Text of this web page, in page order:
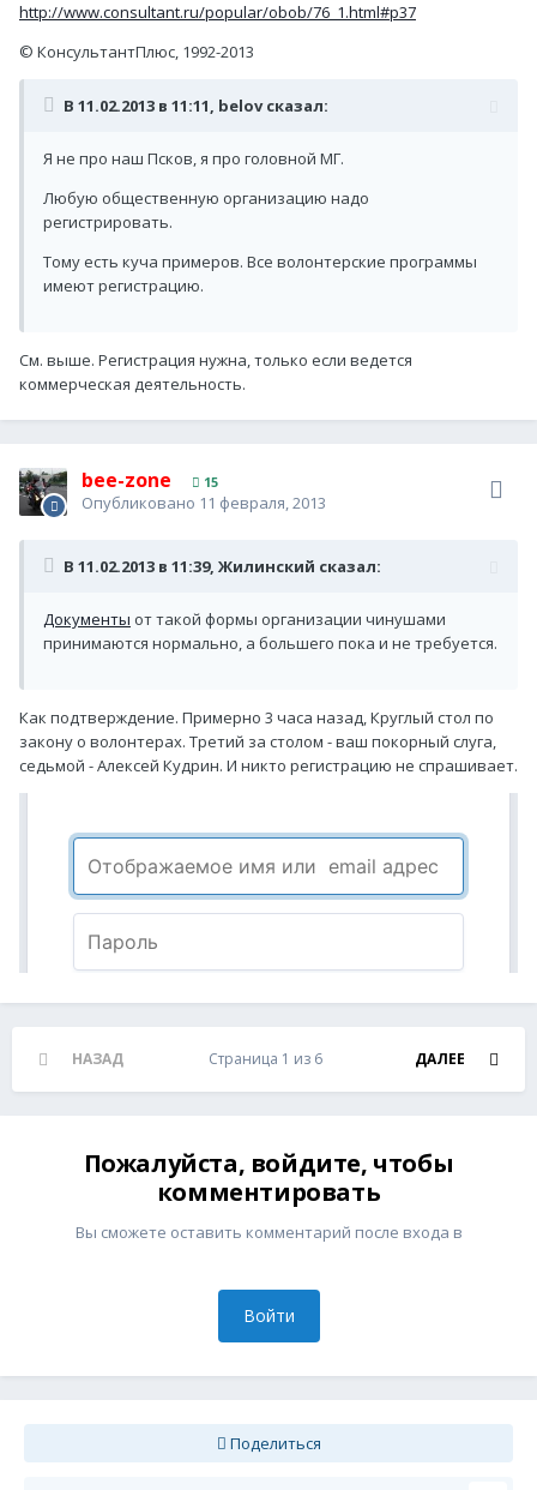
http://www.consultant.ru/popular/obob/76_1.html#p37
© КонсультантПлюс, 1992-2013
В 11.02.2013 в 11:11, belov сказал:
Я не про наш Псков, я про головной МГ.
Любую общественную организацию надо
регистрировать.
Тому есть куча примеров. Все волонтерские программы
имеют регистрацию.
См. выше. Регистрация нужна, только если ведется
коммерческая деятельность.
bee-zone 15
Опубликовано 11 февраля, 2013
В 11.02.2013 в 11:39, Жилинский сказал:
Документы от такой формы организации чинушами
принимаются нормально, а большего пока и не требуется.
Как подтверждение. Примерно 3 часа назад, Круглый стол по
закону о волонтерах. Третий за столом - ваш покорный слуга,
седьмой - Алексей Кудрин. И никто регистрацию не спрашивает.
НАЗАД ДАЛЕЕ
Страница 1 из 6
Пожалуйста, войдите, чтобы
комментировать
Вы сможете оставить комментарий после входа в
Войти
Поделиться